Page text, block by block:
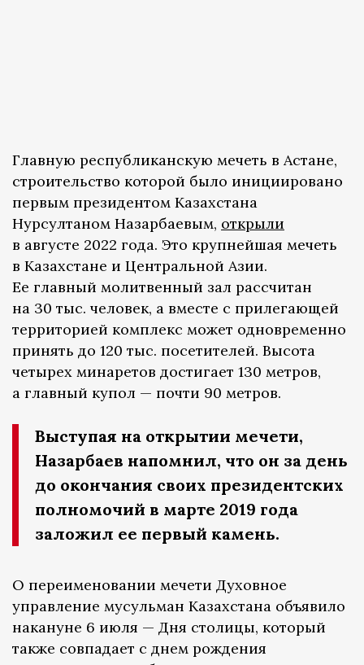
Главную республиканскую мечеть в Астане,
строительство которой было инициировано
первым президентом Казахстана
Нурсултаном Назарбаевым, открыли
в августе 2022 года. Это крупнейшая мечеть
в Казахстане и Центральной Азии.
Ее главный молитвенный зал рассчитан
на 30 тыс. человек, а вместе с прилегающей
территорией комплекс может одновременно
принять до 120 тыс. посетителей. Высота
четырех минаретов достигает 130 метров,
а главный купол — почти 90 метров.
Выступая на открытии мечети,
Назарбаев напомнил, что он за день
до окончания своих президентских
полномочий в марте 2019 года
заложил ее первый камень.
О переименовании мечети Духовное
управление мусульман Казахстана объявило
накануне 6 июля — Дня столицы, который
также совпадает с днем рождения